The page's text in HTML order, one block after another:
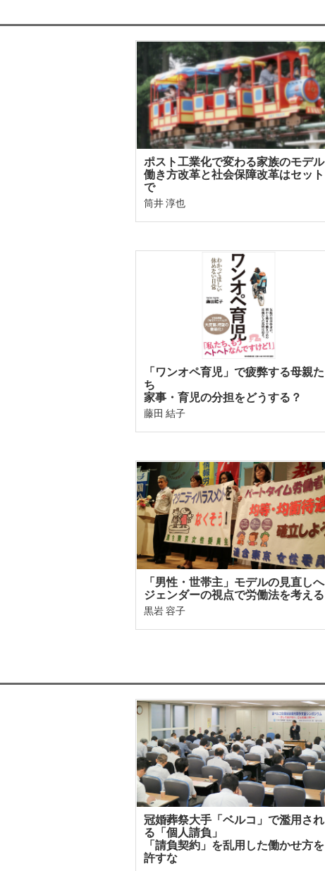
ポスト工業化で変わる家族のモデル
働き方改革と社会保障改革はセット
で
筒井 淳也
「ワンオペ育児」で疲弊する母親た
ち
家事・育児の分担をどうする？
藤田 結子
「男性・世帯主」モデルの見直しへ
ジェンダーの視点で労働法を考える
黒岩 容子
冠婚葬祭大手「ベルコ」で濫用され
る「個人請負」
「請負契約」を乱用した働かせ方を
許すな